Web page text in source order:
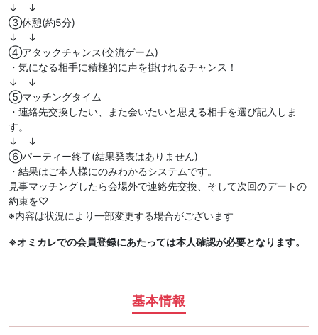
↓ ↓
③休憩(約5分)
↓ ↓
④アタックチャンス(交流ゲーム)
・気になる相手に積極的に声を掛けれるチャンス！
↓ ↓
⑤マッチングタイム
・連絡先交換したい、また会いたいと思える相手を選び記入しま
す。
↓ ↓
⑥パーティー終了(結果発表はありません)
・結果はご本人様にのみわかるシステムです。
見事マッチングしたら会場外で連絡先交換、そして次回のデートの
約束を♡
※内容は状況により一部変更する場合がございます
※オミカレでの会員登録にあたっては本人確認が必要となります。
基本情報